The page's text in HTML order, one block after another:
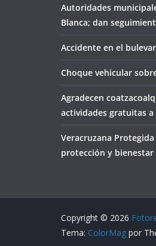
Autoridades
Blanca; dan
Accidente en el
Choque vehicular
Agradecen
actividades gratuitas a
Veracruzana
protección y bienestar
Copyright © 2026
Tema: ColorMag por